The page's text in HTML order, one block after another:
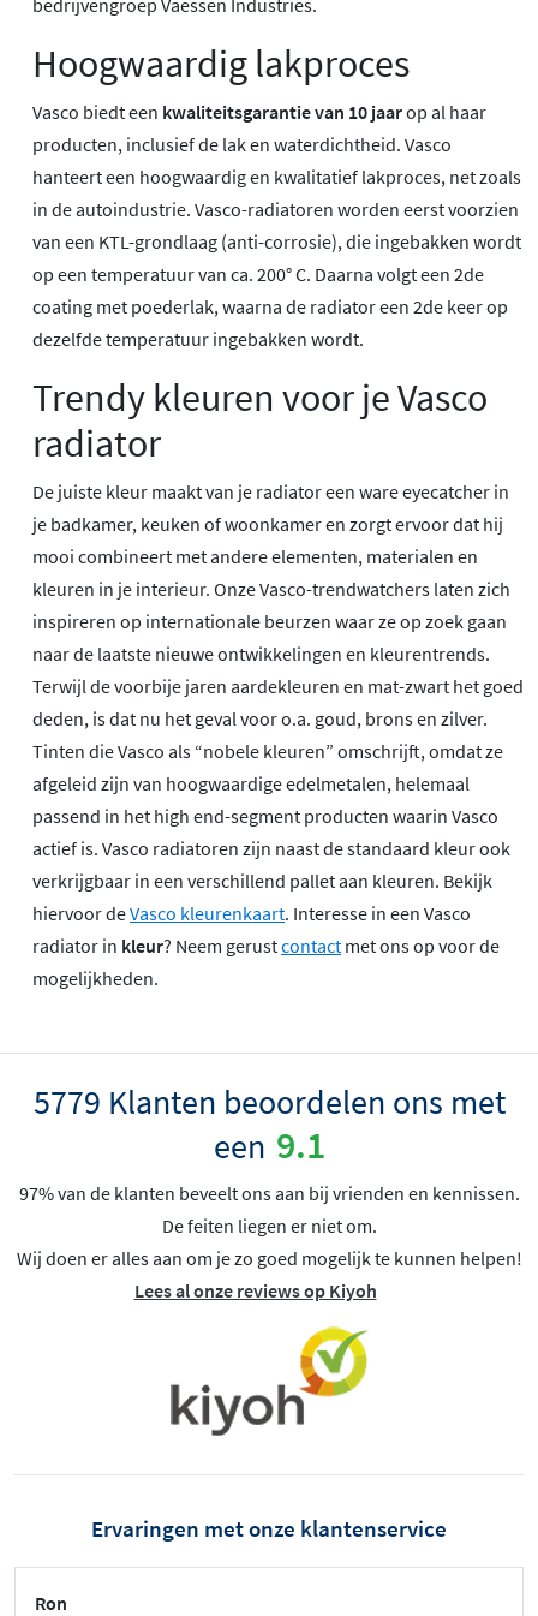
Hoogwaardig lakproces
Vasco biedt een kwaliteitsgarantie van 10 jaarop al haar
producten, inclusief de lak en waterdichtheid. Vasco
hanteert een hoogwaardig en kwalitatief lakproces, net zoals
in de autoindustrie. Vasco-radiatoren worden eerst voorzien
van een KTL-grondlaag (anti-corrosie), die ingebakken wordt
op een temperatuur van ca. 200° C. Daarna volgt een 2de
coating met poederlak, waarna de radiator een 2de keer op
dezelfde temperatuur ingebakken wordt.
Trendy kleuren voor je Vasco
radiator
De juiste kleur maakt van je radiator een ware eyecatcher in
je badkamer, keuken of woonkamer en zorgt ervoor dat hij
mooi combineert met andere elementen, materialen en
kleuren in je interieur. Onze Vasco-trendwatchers laten zich
inspireren op internationale beurzen waar ze op zoek gaan
naar de laatste nieuwe ontwikkelingen en kleurentrends.
Terwijl de voorbije jaren aardekleuren en mat-zwart het goed
deden, is dat nu het geval voor o.a. goud, brons en zilver.
Tinten die Vasco als “nobele kleuren” omschrijft, omdat ze
afgeleid zijn van hoogwaardige edelmetalen, helemaal
passend in het high end-segment producten waarin Vasco
actief is. Vasco radiatoren zijn naast de standaard kleur ook
verkrijgbaar in een verschillend pallet aan kleuren. Bekijk
hiervoor deVasco kleurenkaart. Interesse in een Vasco
radiator in kleur? Neem gerustcontact met ons op voor de
mogelijkheden.
5779 Klanten beoordelen ons met
een 9.1
97% van de klanten beveelt ons aan bij vrienden en kennissen.
De feiten liegen er niet om.
Wij doen er alles aan om je zo goed mogelijk te kunnen helpen!
Lees al onze reviews op Kiyoh
Ervaringen met onze klantenservice
Ron